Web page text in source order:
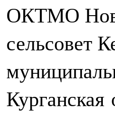
ОКТМО
сельсовет
Курганская